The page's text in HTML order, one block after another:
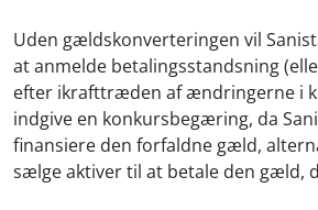
Uden gældskonverteringen vil
at anmelde betalingsstandsning
efter ikrafttræden af ændringerne i
indgive en konkursbegæring, da
finansiere den forfaldne gæld,
sælge aktiver til at betale den gæld,